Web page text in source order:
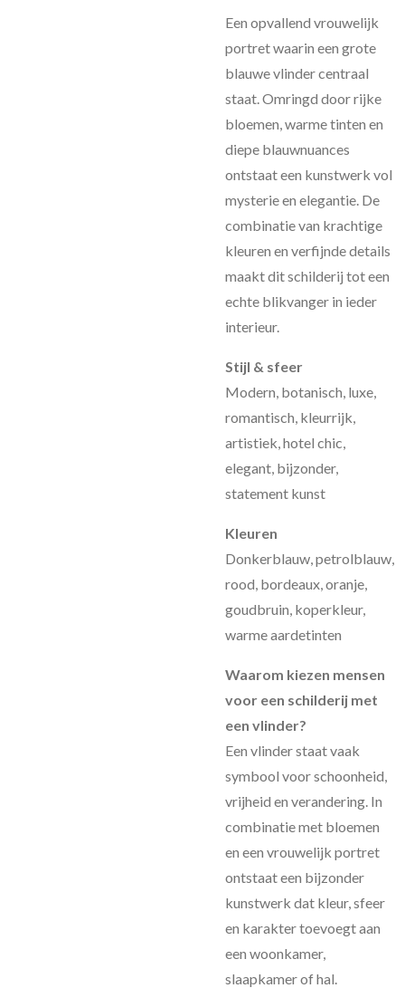
Een opvallend vrouwelijk
portret waarin een grote
blauwe vlinder centraal
staat. Omringd door rijke
bloemen, warme tinten en
diepe blauwnuances
ontstaat een kunstwerk vol
mysterie en elegantie. De
combinatie van krachtige
kleuren en verfijnde details
maakt dit schilderij tot een
echte blikvanger in ieder
interieur.
Stijl & sfeer
Modern, botanisch, luxe,
romantisch, kleurrijk,
artistiek, hotel chic,
elegant, bijzonder,
statement kunst
Kleuren
Donkerblauw, petrolblauw,
rood, bordeaux, oranje,
goudbruin, koperkleur,
warme aardetinten
Waarom kiezen mensen
voor een schilderij met
een vlinder?
Een vlinder staat vaak
symbool voor schoonheid,
vrijheid en verandering. In
combinatie met bloemen
en een vrouwelijk portret
ontstaat een bijzonder
kunstwerk dat kleur, sfeer
en karakter toevoegt aan
een woonkamer,
slaapkamer of hal.